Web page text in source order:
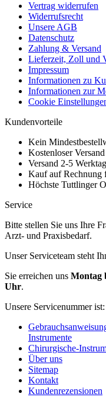
Vertrag widerrufen
Widerrufsrecht
Unsere AGB
Datenschutz
Zahlung & Versand
Lieferzeit, Zoll und
Impressum
Informationen zu
Informationen zur
Cookie
Kundenvorteile
Kein
Kostenloser
Versand 2-5
Kauf auf Rechnung
Höchste Tuttlinger
Service
Bitte stellen Sie uns Ihre
Arzt- und Praxisbedarf.
Unser Serviceteam steht
Sie erreichen uns Montag
Uhr.
Unsere Servicenummer ist:
Instrumente
Chirurgische-
Über uns
Sitemap
Kontakt
Kundenrezensionen